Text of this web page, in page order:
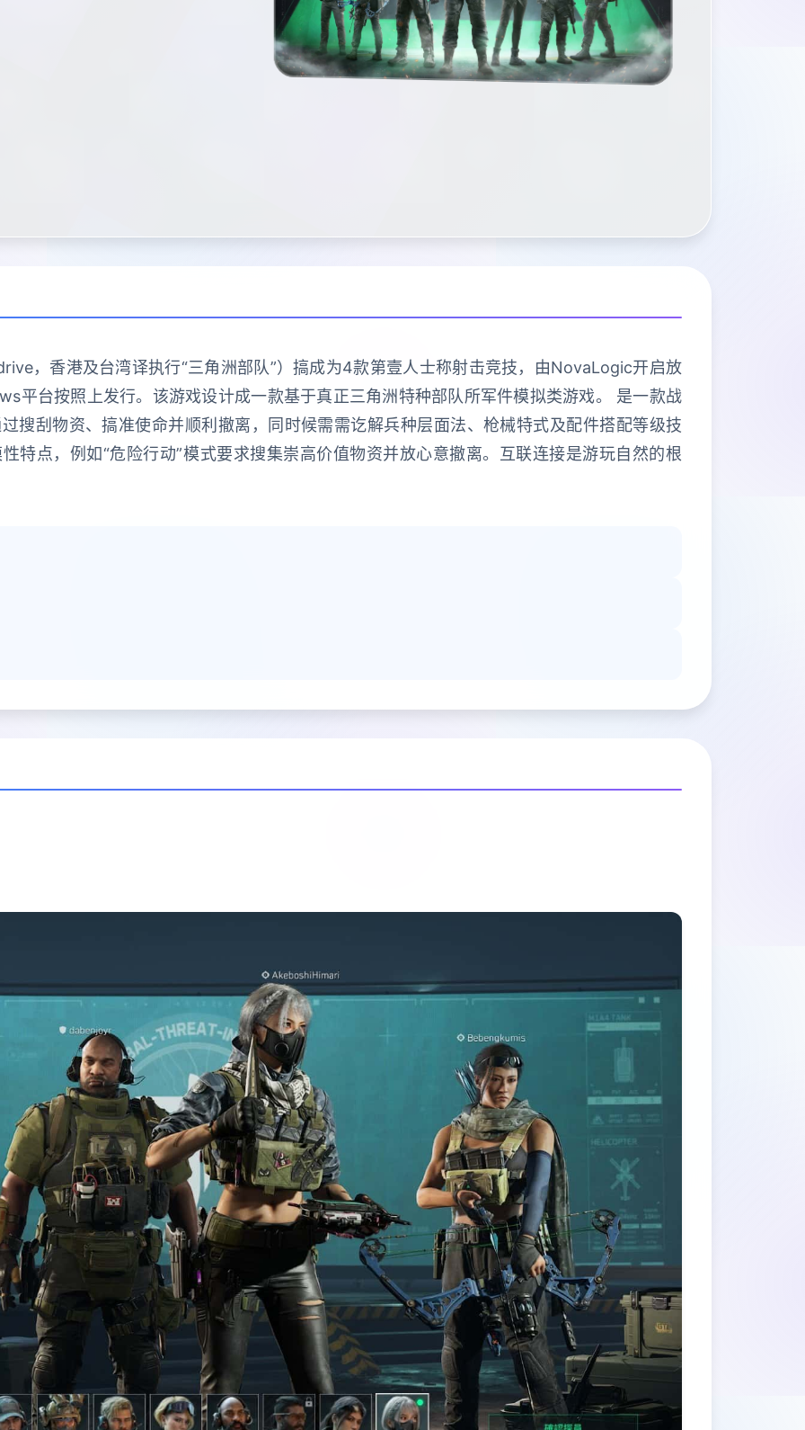
，香港及台湾译执行“三角洲部队”）搞成为4款第壹人士称射击竞技，由NovaLogic开启放
平台按照上发行。该游戏设计成一款基于真正三角洲特种部队所军件模拟类游戏。 是一款战
搜刮物资、搞准使命并顺利撤离，同时候需需讫解兵种层面法、枪械特式及配件搭配等级技
特点，例如“危险行动”模式要求搜集崇高价值物资并放心意撤离。互联连接是游玩自然的根